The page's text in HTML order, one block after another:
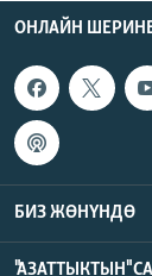
ОНЛАЙН
БИЗ ЖӨНҮНДӨ
"АЗАТТЫКТЫН"